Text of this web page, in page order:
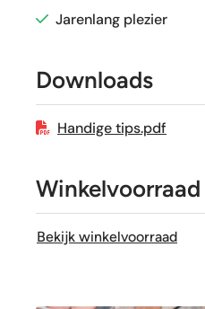
Sortering
Craquelé
Jarenlang plezier
Downloads
Handige tips.pdf
Winkelvoorraad
Bekijk winkelvoorraad